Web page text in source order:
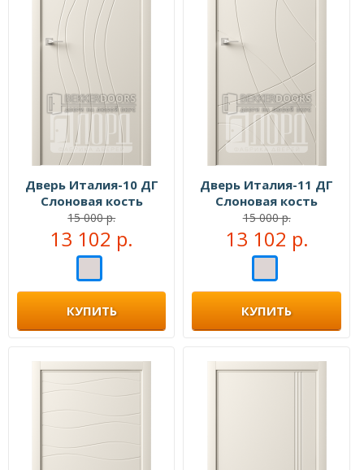
Дверь Италия-10 ДГ
Слоновая кость
15 000 р.
13 102 р.
КУПИТЬ
Дверь Италия-11 ДГ
Слоновая кость
15 000 р.
13 102 р.
КУПИТЬ